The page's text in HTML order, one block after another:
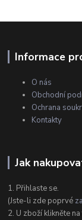
Informace
O nás
Obchodní
Ochrana
Kontakty
Jak
1. Přihlaste se.
(Jste-li zde poprvé
2. U zboží klikněte